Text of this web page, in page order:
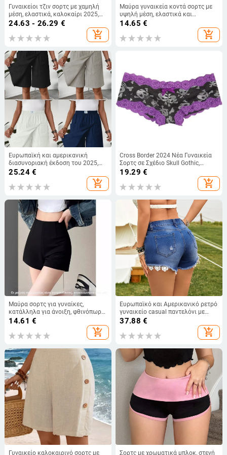
Γυναικείοι τζιν σορτς με χαμηλή
μέση, ελαστικά, καλοκαίρι 2025,
γραμμή Α, λεπτή σιλουέτα
24.63 - 26.29 €
add_shopping_cart
Μαύρα γυναικεία κοντά σορτς με
υψηλή μέση, ελαστικά και
εφαρμοστά, καλοκαιρινά σε
14.65 €
add_shopping_cart
Ευρωπαϊκή και αμερικανική
διασυνοριακή έκδοση του 2025,
νέα γυναικεία σορτς και φούστες
Temuwish Casual
25.24€
add_shopping_cart
Cross Border 2024 Νέα Γυναικεία
Σορτς σε Σχέδιο Skull Gothic,
Μοντέρνα, Casual Σορτς
19.29 €
add_shopping_cart
Μαύρα σορτς για γυναίκες,
κατάλληλα για άνοιξη, φθινόπωρο
και καλοκαίρι, 2025 Νέα
ψηλόμεση στενή σόλα, παντελόνι
με άβαφο τελείωμα, σορτς με
14.61 €
add_shopping_cart
Ευρωπαϊκό και Αμερικανικό ρετρό
γυναικείο casual παντελόνι με
δαντέλα και λάστιχο, ψηλή μέση,
37.88 €
add_shopping_cart
Γυναικείο καλοκαιρινό σορτς με
Σορτς με χρωματικά μπλοκ, στενή